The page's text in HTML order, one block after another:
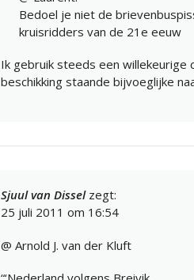
Bedoel je niet de
kruisridders van de 21e eeuw
Ik gebruik steeds een
beschikking staande bijvoeglijke
Sjuul van Dissel zegt:
25 juli 2011 om 16:54
@ Arnold J. van der Kluft